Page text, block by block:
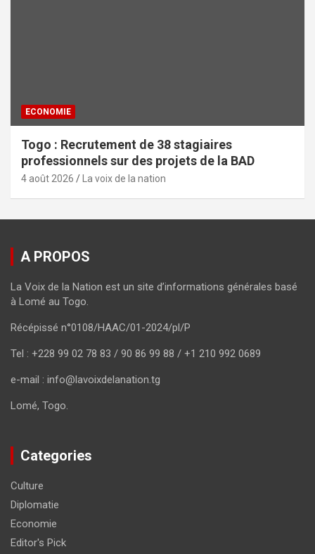
ECONOMIE
Togo : Recrutement de 38 stagiaires
professionnels sur des projets de la BAD
4 août 2026 La voix de la nation
A PROPOS
La Voix de la Nation est un site d’informations générales basé
à Lomé au Togo.
Récépissé n°0108/HAAC/01-2024/pl/P
Tel : +228 99 02 78 83 / 90 86 99 88 / +1 210 992 0689
e-mail : info@lavoixdelanation.tg
Lomé, Togo.
Categories
Culture
Diplomatie
Economie
Editor's Pick